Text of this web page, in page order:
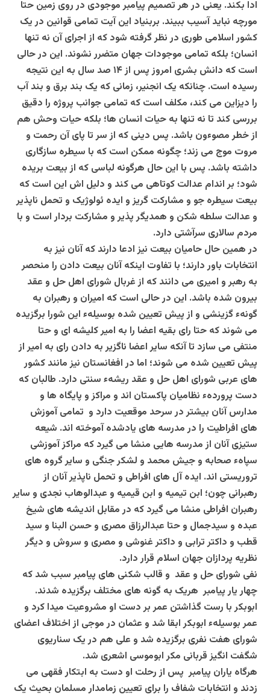
ادا بکند. یعنی در هر تصمیم پیامبر موجودی در روی زمین حتا
مورچه نباید آسیب ببیند. بربنیاد این آیت تمامی قوانین در یک
کشور اسلامی طوری در نظر گرفته شود که از اجرای آن نه تنها
انسان؛ بلکه تمامی موجودات جهان متضرر نشوند. این در حالی
است که دانش بشری امروز پس از ۱۴ صد سال به این نتیجه
رسیده است. چنانکه یک انجنیر، زمانی که یک بند برق و بند آب
را دیزاین می کند، مکلف است که تمامی جوانب پروژه را دقیق
بررسی کند تا نه تنها به حیات انسان ها؛ بلکه حیات وحش هم
از خطر مصوءون باشد. پس دینی که از سر تا پای آن رحمت و
مروت موج می زند؛ چگونه ممکن است که با سیطره سازگاری
داشته باشد. پس با این حال هرگونه لباسی که از بیعت بریده
شود؛ بر اندام عدالت کوتاهی می کند و دلیل اش این است که
بیعت سیطره جو و مشارکت گریز و ایده ئولوژیک و تحمل ناپذیر
و عدالت سلطه شکن و همدیگر پذیر و مشارکت بردار است و با
مردم سالاری سرآشتی دارد.
در همین حال حامیان بیعت نیز ادعا دارند که آنان نیز به
انتخابات باور دارند؛ با تفاوت اینکه آنان بیعت دادن را منحصر
به رهبر و امیری می دانند که از غربال شورای اهل حل و عقد
بیرون شده باشد. این در حالی است که امیران و رهبران به
گونهء گزینشی و از پیش تعیین شده بوسیلهء این شورا برگزیده
می شوند که حتا رای بقیه اعضا را به امیر کلیشه ای و حتا
منتفی می سازد تا آنکه سایر اعضا ناگزیر به دادن رای به امیر از
پیش تعیین شده می شوند؛ اما در افغانستان نیز مانند کشور
های عربی شورای اهل حل و عقد ریشهء سنتی دارد. طالبان که
دست پروردهء نظامیان پاکستان اند و مراکز و پایگاه ها و
مدارس آنان بیشتر در سرحد موقعیت دارد و تمامی آموزش
های افراطیت را در مدرسه های یادشده آموخته اند. شیعه
ستیزی آنان از مدرسه هایی منشا می گیرد که مراکز آموزشی
سپاهء صحابه و جیش محمد و لشکر جنگی و سایر گروه های
تروریستی اند. ایده آل های افراطی و تحمل ناپذیر آنان از
رهبرانی چون؛ ابن تیمیه و ابن قیمیه و عبدالوهاب نجدی و سایر
رهبران افراطی منشا می گیرد که در مقابل اندیشه های شیخ
عبده و سیدجمال و حتا عبدالرزاق مصری و حسن البنا و سید
قطب و داکتر ترابی و داکتر غنوشی و مصری و سروش و دیگر
نظریه پردازان جهان اسلام قرار دارد.
نفی شورای حل و عقد و قالب شکنی های پیامبر سبب شد که
چهار یار پیامبر هریک به گونه های مختلف برگزیده شدند.
ابوبکر با رست گذاشتن عمر بر دست او مشروعیت میدا کرد و
عمر بوسیلهء ابوبکر ابقا شد و عثمان در موجی از اختلاف اعضای
شورای هفت نفری برگزیده شد و علی هم در یک سناریوی
شگفت انگیز قربانی مکر ابوموسی اشعری شد.
هرگاه یاران پیامبر پس از رحلت او دست به ابتکار فقهی می
زدند و انتخابات شفاف را برای تعیین زمامدار مسلمان بحیث یک